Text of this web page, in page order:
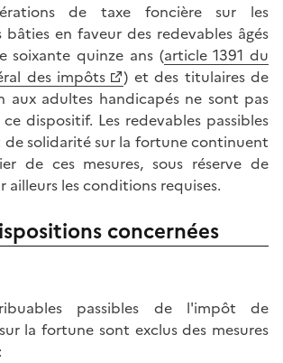
de taxe foncière sur les
bâties en faveur des redevables âgés
soixante quinze ans (article 1391 du
des impôts
) et des titulaires de
aux adultes handicapés ne sont pas
dispositif. Les redevables passibles
solidarité sur la fortune continuent
de ces mesures, sous réserve de
ailleurs les conditions requises.
concernées
passibles de l'impôt de
la fortune sont exclus des mesures